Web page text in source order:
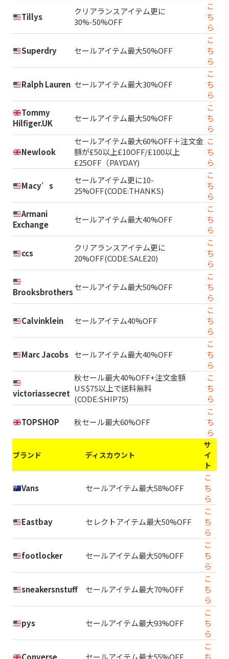
Tillys
クリアランスアイテム更に
30%-50%OFF
こ
ち
ら
Superdry セールアイテム最大50%OFF
こ
ち
ら
Ralph Lauren セールアイテム最大30%OFF
こ
ち
ら
Tommy
Hilfiger.UK
セールアイテム最大50%OFF
こ
ち
ら
Newlook
セールアイテム最大60%OFF＋注文金
額が£50以上£10OFF/£100以上
£25OFF（PAYDAY)
こ
ち
ら
Macy’s
セールアイテム更に10-
25%OFF(CODE:THANKS)
こ
ち
ら
Armani
Exchange
セールアイテム最大40%OFF
こ
ち
ら
ccs
クリアランスアイテム更に
20%OFF(CODE:SALE20)
こ
ち
ら
Brooksbrothersセールアイテム最大50%OFF
こ
ち
ら
Calvinklein セールアイテム40%OFF
こ
ち
ら
Marc Jacobs セールアイテム最大40%OFF
こ
ち
ら
victoriassecret
秋セール最大40%OFF+注文金額
US$75以上で送料無料
(CODE:SHIP75)
こ
ち
ら
TOPSHOP 秋セール最大60%OFF
こ
ち
ら
ブランド ディスカウント
サ
イ
ト
Vans セールアイテム最大58%OFF
こ
ち
ら
Eastbay セレクトアイテム最大50%OFF
こ
ち
ら
footlocker セールアイテム最大50%OFF
こ
ち
ら
sneakersnstuff セールアイテム最大70%OFF
こ
ち
ら
pys セールアイテム最大93%OFF
こ
ち
ら
こ